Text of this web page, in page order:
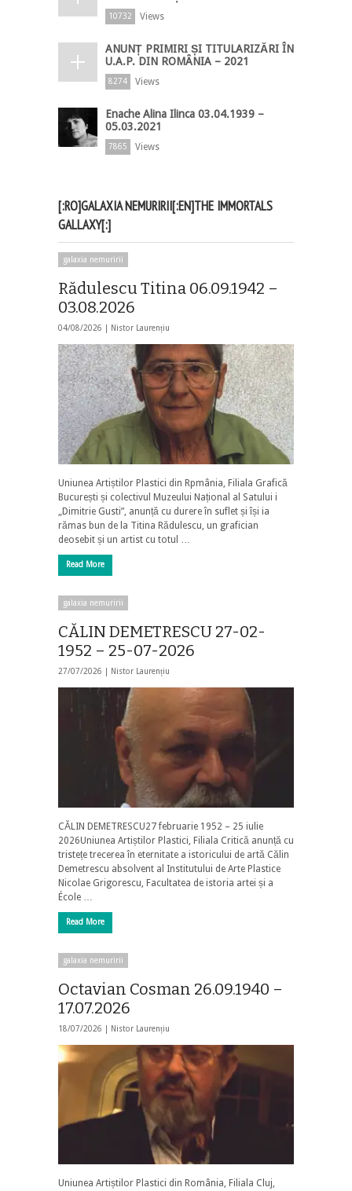
10732 Views
ANUNȚ PRIMIRI ȘI TITULARIZĂRI ÎN
U.A.P. DIN ROMÂNIA – 2021
8274 Views
Enache Alina Ilinca 03.04.1939 –
05.03.2021
7865 Views
[:RO]GALAXIA NEMURIRII[:EN]THE IMMORTALS
GALLAXY[:]
galaxia nemuririi
Rădulescu Titina 06.09.1942 –
03.08.2026
04/08/2026 | Nistor Laurențiu
Uniunea Artiștilor Plastici din Rpmânia, Filiala Grafică
București și colectivul Muzeului Național al Satului i
„Dimitrie Gusti”, anunță cu durere în suflet și își ia
rămas bun de la Titina Rădulescu, un grafician
deosebit și un artist cu totul …
Read More
galaxia nemuririi
CĂLIN DEMETRESCU 27-02-
1952 – 25-07-2026
27/07/2026 | Nistor Laurențiu
CĂLIN DEMETRESCU27 februarie 1952 – 25 iulie
2026Uniunea Artiștilor Plastici, Filiala Critică anunță cu
tristețe trecerea în eternitate a istoricului de artă Călin
Demetrescu absolvent al Institutului de Arte Plastice
Nicolae Grigorescu, Facultatea de istoria artei și a
École …
Read More
galaxia nemuririi
Octavian Cosman 26.09.1940 –
17.07.2026
18/07/2026 | Nistor Laurențiu
Uniunea Artiștilor Plastici din România, Filiala Cluj,